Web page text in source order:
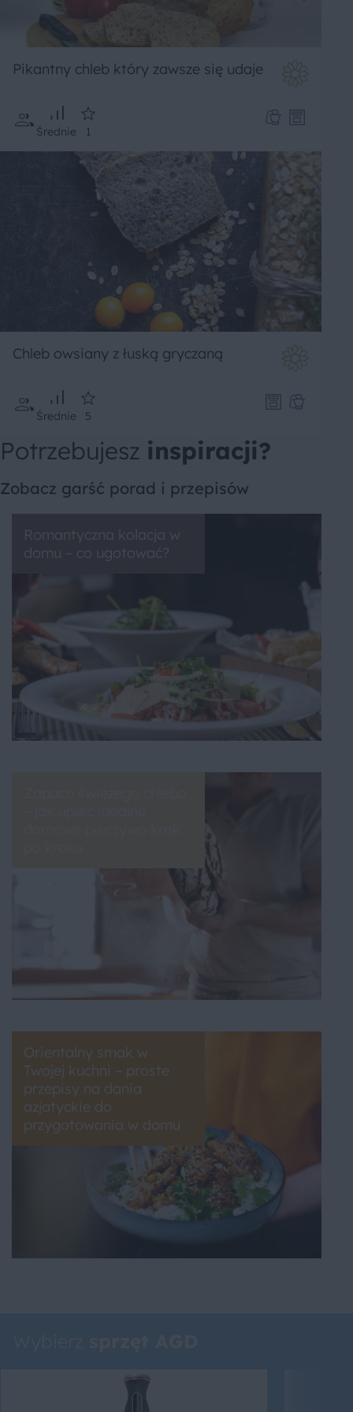
Pikantny chleb który zawsze się udaje
Średnie 1
Chleb owsiany z łuską gryczaną
Średnie 5
Potrzebujesz inspiracji?
Zobacz garść porad i przepisów
Romantyczna kolacja w
domu – co ugotować?
Orientalny smak w
Twojej kuchni – proste
przepisy na dania
azjatyckie do
przygotowania w domu